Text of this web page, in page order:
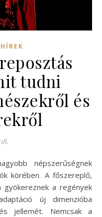
HÍREK
tudni
és
körében. A főszereplő,
gyökereznek a regények
új dimenzióba
jellemét. Nemcsak a